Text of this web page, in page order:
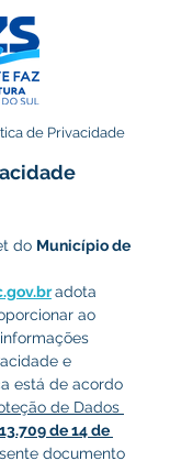
de Privacidade
do Município de
adota
ao
e
está de acordo
de Dados
de 14 de
documento